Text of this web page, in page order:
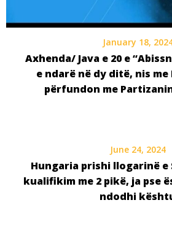
January 18,
Axhenda/ Java e 20 e
e ndarë në dy ditë, nis
përfundon me
June 24, 2024
Hungaria prishi llogarinë e
kualifikim me 2 pikë, ja pse
ndodhi